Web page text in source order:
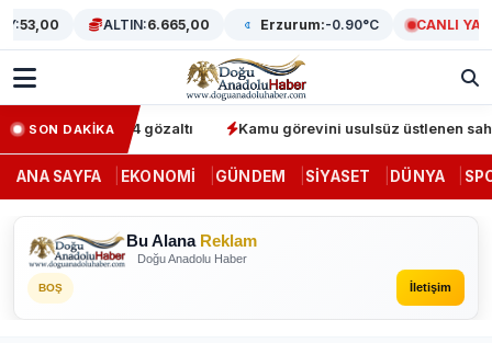
ALTIN:6.665,00 Erzurum:-0.90°C CANLI YAYIN
SON DAKİKA64 gözaltı Kamu görevini usulsüz üstlenen sahte
ANA SAYFA EKONOMI GÜNDEM SIYASET DÜNYA
Bu Alana Reklam
Doğu Anadolu Haber
BOŞ İletişim